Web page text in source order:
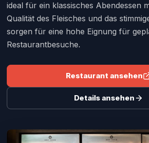
ideal für ein klassisches Abendessen
Qualität des Fleisches und das
sorgen für eine hohe Eignung für
Restaurantbesuche.
Restaurant ansehen
Details ansehen